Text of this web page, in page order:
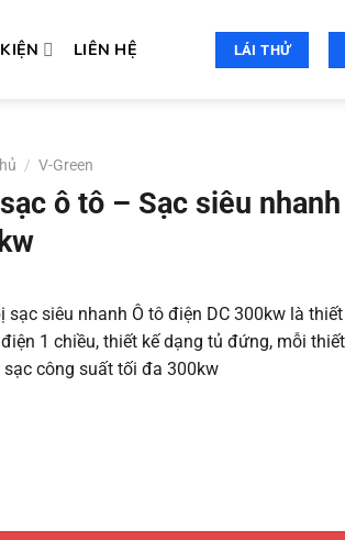
LIÊN HỆ LÁI THỬ
/ V-Green
ô tô – Sạc siêu nhanh
sạc siêu nhanh Ô tô điện DC 300kw là
1 chiều, thiết kế dạng tủ đứng, mỗi
sạc công suất tối đa 300kw